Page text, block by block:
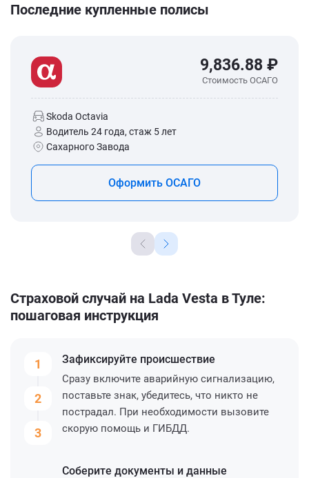
Последние купленные полисы
9,836.88 ₽
Стоимость ОСАГО
Skoda Octavia
Водитель 24 года, стаж 5 лет
Сахарного Завода
Оформить ОСАГО
Страховой случай на Lada Vesta в Туле:
пошаговая инструкция
1
2
3
Зафиксируйте происшествие
Сразу включите аварийную сигнализацию,
поставьте знак, убедитесь, что никто не
пострадал. При необходимости вызовите
скорую помощь и ГИБДД.
Соберите документы и данные